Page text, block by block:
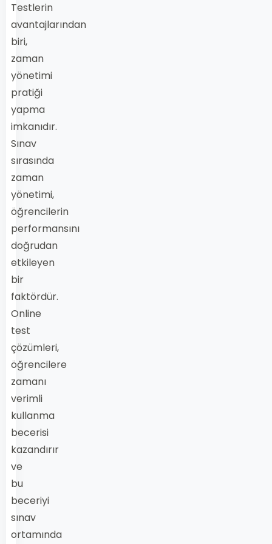
Testlerin
avantajlarından
biri,
zaman
yönetimi
pratiği
yapma
imkanıdır.
Sınav
sırasında
zaman
yönetimi,
öğrencilerin
performansını
doğrudan
etkileyen
bir
faktördür.
Online
test
çözümleri,
öğrencilere
zamanı
verimli
kullanma
becerisi
kazandırır
ve
bu
beceriyi
sınav
ortamında